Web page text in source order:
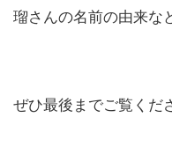
瑠さんの名前の由来な
ぜひ最後までご覧くだ